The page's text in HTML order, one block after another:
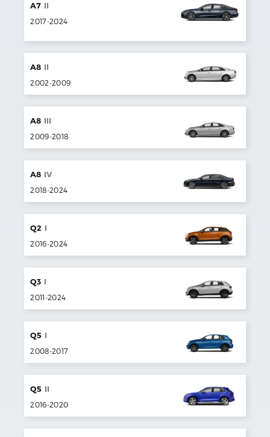
A7 II
2017-2024
A8 II
2002-2009
A8 III
2009-2018
A8 IV
2018-2024
Q2 I
2016-2024
Q3 I
2011-2024
Q5 I
2008-2017
Q5 II
2016-2020